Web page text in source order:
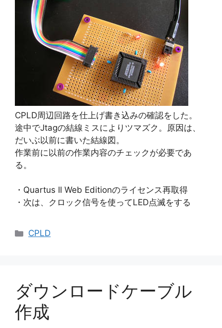
CPLD周辺回路を仕上げ書き込みの確認をした。
途中でJtagの結線ミスによりツマズク。原因は、
だいぶ以前に書いた結線図。
作業前に以前の作業内容のチェックが必要であ
る。
・Quartus II Web Editionのライセンス再取得
・次は、クロック信号を使ってLED点滅をする
カ
ー
CPLD
ダウンロードケーブル
作成